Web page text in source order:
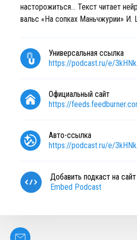
насторожиться… Текст читает
вальс «На сопках Маньчжурии» И.
Универсальная ссылка
https://podcast.ru/e/
Официальный сайт
https://
Авто-ссылка
https://podcast.ru/e/
Добавить подкаст на сайт
Embed Podcast